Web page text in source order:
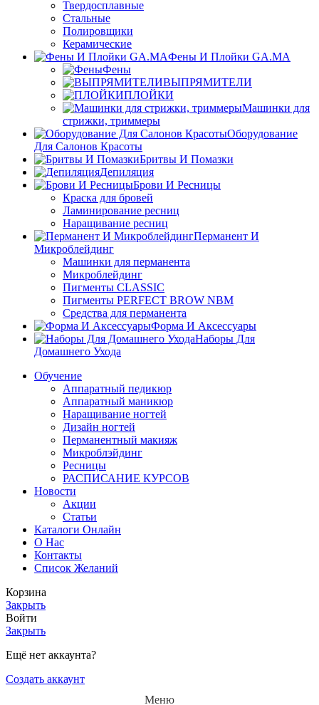
Твердосплавные
Стальные
Полировщики
Керамические
Фены И Плойки GA.MA
Фены
ВЫПРЯМИТЕЛИ
ПЛОЙКИ
Машинки для
стрижки, триммеры
Оборудование
Для Салонов Красоты
Бритвы И Помазки
Депиляция
Брови И Ресницы
Краска для бровей
Ламинирование ресниц
Наращивание ресниц
Перманент И
Микроблейдинг
Машинки для перманента
Микроблейдинг
Пигменты CLASSIC
Пигменты PERFECT BROW NBM
Средства для перманента
Форма И Аксессуары
Наборы Для
Домашнего Ухода
Обучение
Аппаратный педикюр
Аппаратный маникюр
Наращивание ногтей
Дизайн ногтей
Перманентный макияж
Микроблэйдинг
Ресницы
РАСПИСАНИЕ КУРСОВ
Новости
Акции
Статьи
Каталоги Онлайн
О Нас
Контакты
Список Желаний
Корзина
Закрыть
Войти
Закрыть
Ещё нет аккаунта?
Создать аккаунт
Меню